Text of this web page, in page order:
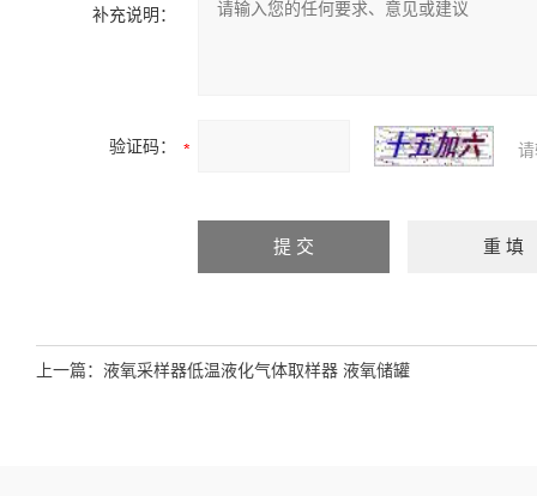
补充说明：
验证码：
上一篇： 液氧采样器低温液化气体取样器 液氧储罐